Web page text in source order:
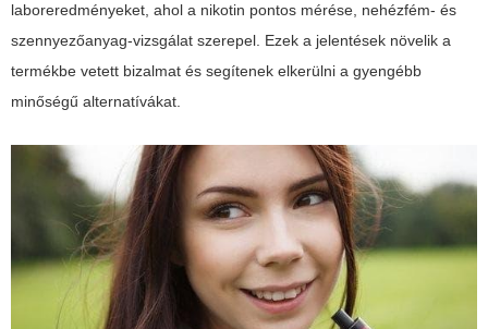
laboreredményeket, ahol a nikotin pontos mérése, nehézfém- és
szennyezőanyag-vizsgálat szerepel. Ezek a jelentések növelik a
termékbe vetett bizalmat és segítenek elkerülni a gyengébb
minőségű alternatívákat.